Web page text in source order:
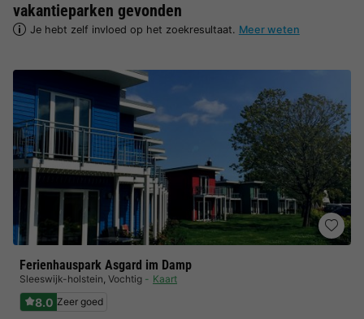
vakantieparken gevonden
Je hebt zelf invloed op het zoekresultaat. Meer weten
Ferienhauspark Asgard im Damp
Sleeswijk-holstein, Vochtig Kaart
8.0 Zeer goed